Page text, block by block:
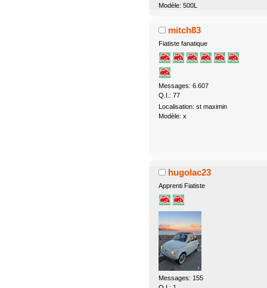
Modèle: 500L
mitch83
Fiatiste fanatique
Messages: 6.607
Q.I.: 77
Localisation: st maximin
Modèle: x
hugolac23
Apprenti Fiatiste
Messages: 155